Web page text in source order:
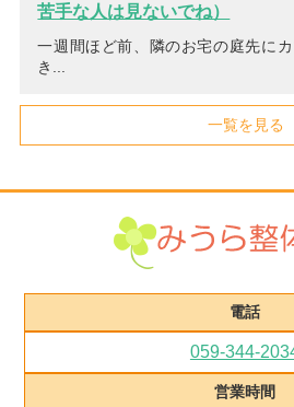
苦手な人は見ないでね）
一週間ほど前、隣のお宅の庭先に
き...
一覧を見る
電話
059-344-
営業時間